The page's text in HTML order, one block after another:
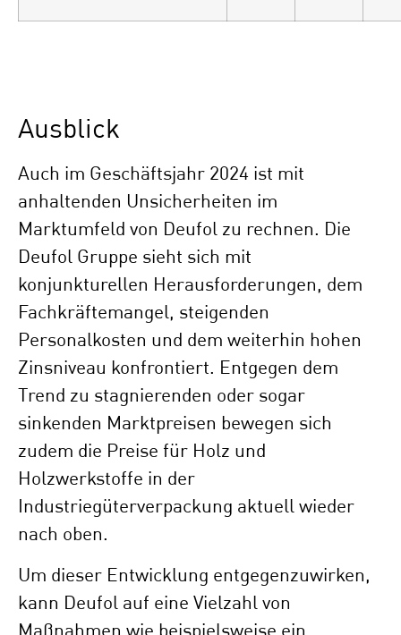
Ausblick
Auch im Geschäftsjahr 2024 ist mit
anhaltenden Unsicherheiten im
Marktumfeld von Deufol zu rechnen. Die
Deufol Gruppe sieht sich mit
konjunkturellen Herausforderungen, dem
Fachkräftemangel, steigenden
Personalkosten und dem weiterhin hohen
Zinsniveau konfrontiert. Entgegen dem
Trend zu stagnierenden oder sogar
sinkenden Marktpreisen bewegen sich
zudem die Preise für Holz und
Holzwerkstoffe in der
Industriegüterverpackung aktuell wieder
nach oben.
Um dieser Entwicklung entgegenzuwirken,
kann Deufol auf eine Vielzahl von